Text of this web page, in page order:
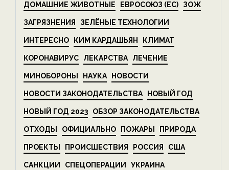
ДОМАШНИЕ ЖИВОТНЫЕ ЕВРОСОЮЗ (ЕС) ЗОЖ
ЗАГРЯЗНЕНИЯ ЗЕЛЁНЫЕ ТЕХНОЛОГИИ
ИНТЕРЕСНО КИМ КАРДАШЬЯН КЛИМАТ
КОРОНАВИРУС ЛЕКАРСТВА ЛЕЧЕНИЕ
МИНОБОРОНЫ НАУКА НОВОСТИ
НОВОСТИ ЗАКОНОДАТЕЛЬСТВА НОВЫЙ ГОД
НОВЫЙ ГОД 2023 ОБЗОР ЗАКОНОДАТЕЛЬСТВА
ОТХОДЫ ОФИЦИАЛЬНО ПОЖАРЫ ПРИРОДА
ПРОЕКТЫ ПРОИСШЕСТВИЯ РОССИЯ США
САНКЦИИ СПЕЦОПЕРАЦИИ УКРАИНА